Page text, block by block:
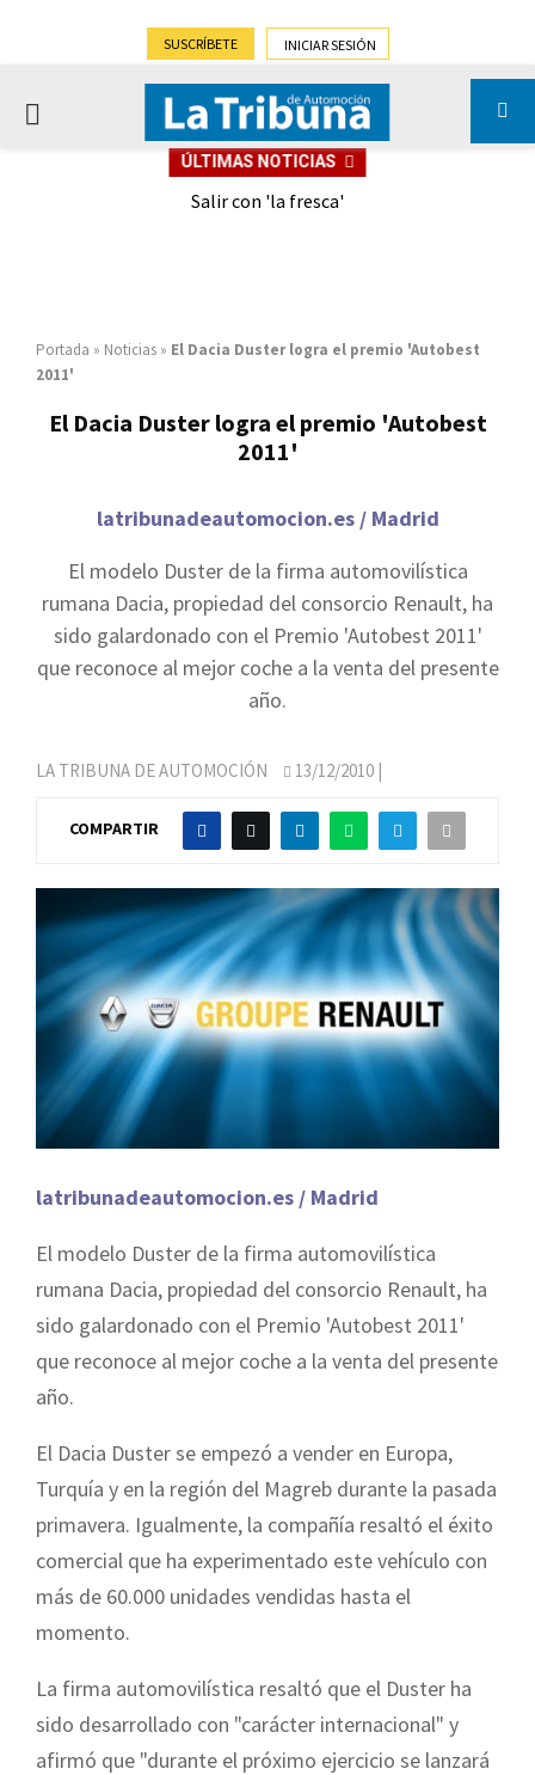
SUSCRÍBETE INICIAR SESIÓN
PRIMARY
ÚLTIMAS NOTICIAS
Salir con 'la fresca'
Portada » Noticias » El Dacia Duster logra el premio 'Autobest
2011'
El Dacia Duster logra el premio 'Autobest
2011'
latribunadeautomocion.es / Madrid
El modelo Duster de la firma automovilística
rumana Dacia, propiedad del consorcio Renault, ha
sido galardonado con el Premio 'Autobest 2011'
que reconoce al mejor coche a la venta del presente
año.
LA TRIBUNA DE AUTOMOCIÓN 13/12/2010 |
COMPARTIR
latribunadeautomocion.es / Madrid
El modelo Duster de la firma automovilística
rumana Dacia, propiedad del consorcio Renault, ha
sido galardonado con el Premio 'Autobest 2011'
que reconoce al mejor coche a la venta del presente
año.
El Dacia Duster se empezó a vender en Europa,
Turquía y en la región del Magreb durante la pasada
primavera. Igualmente, la compañía resaltó el éxito
comercial que ha experimentado este vehículo con
más de 60.000 unidades vendidas hasta el
momento.
La firma automovilística resaltó que el Duster ha
sido desarrollado con "carácter internacional" y
afirmó que "durante el próximo ejercicio se lanzará